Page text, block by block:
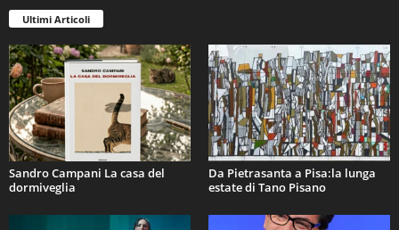
Ultimi Articoli
Sandro Campani La casa del
dormiveglia
Da Pietrasanta a Pisa:la lunga
estate di Tano Pisano